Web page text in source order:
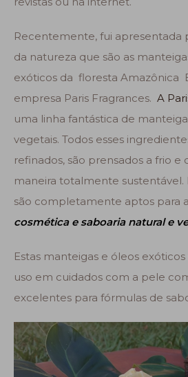
Recentemente, fui apresentada
da natureza que são as
exóticos da floresta Amazônica
empresa Paris Fragrances. A
uma linha fantástica de
vegetais. Todos esses
refinados, são prensados a frio e
maneira totalmente sustentável.
são completamente aptos para
cosmética e saboaria natural e
Estas manteigas e óleos
uso em cuidados com a pele
excelentes para fórmulas de